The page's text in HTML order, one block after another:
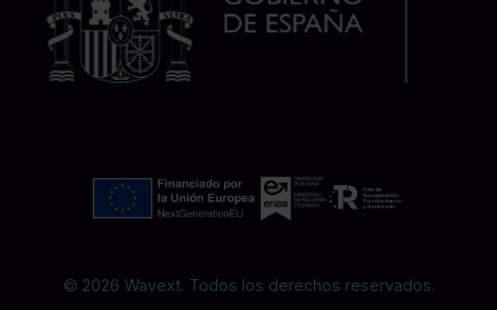
© 2026 Wavext. Todos los derechos reservados.